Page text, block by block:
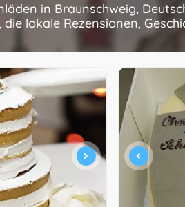
in Braunschweig,
lokale Rezensionen,